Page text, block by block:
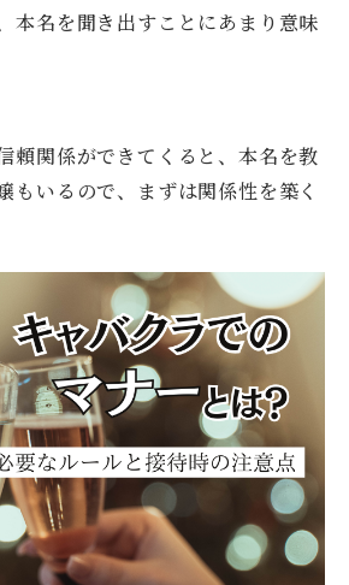
本名を聞き出すことにあまり意味
頼関係ができてくると、本名を教
もいるので、まずは関係性を築く